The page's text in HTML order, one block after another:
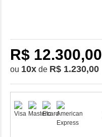
R$ 12.300,00
ou 10x de R$ 1.230,00